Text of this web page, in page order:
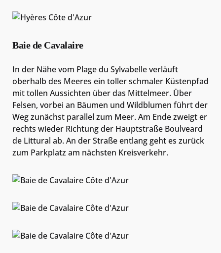
Baie de Cavalaire
In der Nähe vom Plage du Sylvabelle verläuft
oberhalb des Meeres ein toller schmaler Küstenpfad
mit tollen Aussichten über das Mittelmeer. Über
Felsen, vorbei an Bäumen und Wildblumen führt der
Weg zunächst parallel zum Meer. Am Ende zweigt er
rechts wieder Richtung der Hauptstraße Boulveard
de Littural ab. An der Straße entlang geht es zurück
zum Parkplatz am nächsten Kreisverkehr.